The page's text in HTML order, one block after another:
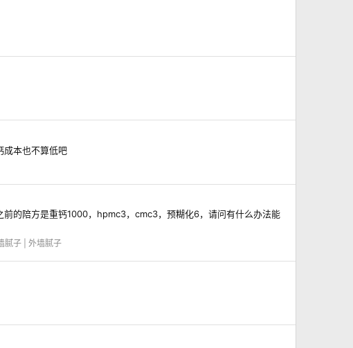
成本也不算低吧
的陪方是重钙1000，hpmc3，cmc3，预糊化6，请问有什么办法能
腻子 | 外墙腻子